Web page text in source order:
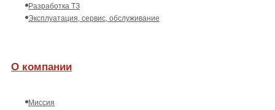
Разработка ТЗ
Эксплуатация, сервис, обслуживание
О компании
Миссия